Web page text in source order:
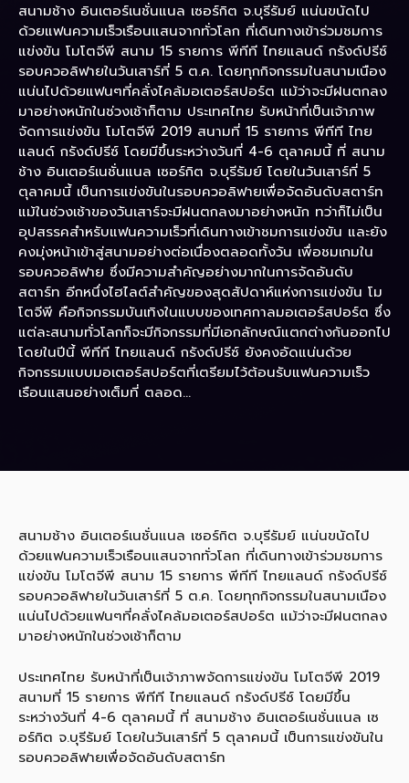
สนามช้าง อินเตอร์เนชั่นแนล เซอร์กิต จ.บุรีรัมย์ แน่นขนัดไป
ด้วยแฟนความเร็วเรือนแสนจากทั่วโลก ที่เดินทางเข้าร่วมชมการ
แข่งขัน โมโตจีพี สนาม 15 รายการ พีทีที ไทยแลนด์ กรังด์ปรีซ์
รอบควอลิฟายในวันเสาร์ที่ 5 ต.ค. โดยทุกกิจกรรมในสนามเนือง
แน่นไปด้วยแฟนๆที่คลั่งไคล้มอเตอร์สปอร์ต แม้ว่าจะมีฝนตกลง
มาอย่างหนักในช่วงเช้าก็ตาม ประเทศไทย รับหน้าที่เป็นเจ้าภาพ
จัดการแข่งขัน โมโตจีพี 2019 สนามที่ 15 รายการ พีทีที ไทย
แลนด์ กรังด์ปรีซ์ โดยมีขึ้นระหว่างวันที่ 4-6 ตุลาคมนี้ ที่ สนาม
ช้าง อินเตอร์เนชั่นแนล เซอร์กิต จ.บุรีรัมย์ โดยในวันเสาร์ที่ 5
ตุลาคมนี้ เป็นการแข่งขันในรอบควอลิฟายเพื่อจัดอันดับสตาร์ท
แม้ในช่วงเช้าของวันเสาร์จะมีฝนตกลงมาอย่างหนัก ทว่าก็ไม่เป็น
อุปสรรคสำหรับแฟนความเร็วที่เดินทางเข้าชมการแข่งขัน และยัง
คงมุ่งหน้าเข้าสู่สนามอย่างต่อเนื่องตลอดทั้งวัน เพื่อชมเกมใน
รอบควอลิฟาย ซึ่งมีความสำคัญอย่างมากในการจัดอันดับ
สตาร์ท อีกหนึ่งไฮไลต์สำคัญของสุดสัปดาห์แห่งการแข่งขัน โม
โตจีพี คือกิจกรรมบันเทิงในแบบของเทศกาลมอเตอร์สปอร์ต ซึ่ง
แต่ละสนามทั่วโลกก็จะมีกิจกรรมที่มีเอกลักษณ์แตกต่างกันออกไป
โดยในปีนี้ พีทีที ไทยแลนด์ กรังด์ปรีซ์ ยังคงอัดแน่นด้วย
กิจกรรมแบบมอเตอร์สปอร์ตที่เตรียมไว้ต้อนรับแฟนความเร็ว
เรือนแสนอย่างเต็มที่ ตลอด...
สนามช้าง อินเตอร์เนชั่นแนล เซอร์กิต จ.บุรีรัมย์ แน่นขนัดไป
ด้วยแฟนความเร็วเรือนแสนจากทั่วโลก ที่เดินทางเข้าร่วมชมการ
แข่งขัน โมโตจีพี สนาม 15 รายการ พีทีที ไทยแลนด์ กรังด์ปรีซ์
รอบควอลิฟายในวันเสาร์ที่ 5 ต.ค. โดยทุกกิจกรรมในสนามเนือง
แน่นไปด้วยแฟนๆที่คลั่งไคล้มอเตอร์สปอร์ต แม้ว่าจะมีฝนตกลง
มาอย่างหนักในช่วงเช้าก็ตาม
ประเทศไทย รับหน้าที่เป็นเจ้าภาพจัดการแข่งขัน โมโตจีพี 2019
สนามที่ 15 รายการ พีทีที ไทยแลนด์ กรังด์ปรีซ์ โดยมีขึ้น
ระหว่างวันที่ 4-6 ตุลาคมนี้ ที่ สนามช้าง อินเตอร์เนชั่นแนล เซ
อร์กิต จ.บุรีรัมย์ โดยในวันเสาร์ที่ 5 ตุลาคมนี้ เป็นการแข่งขันใน
รอบควอลิฟายเพื่อจัดอันดับสตาร์ท